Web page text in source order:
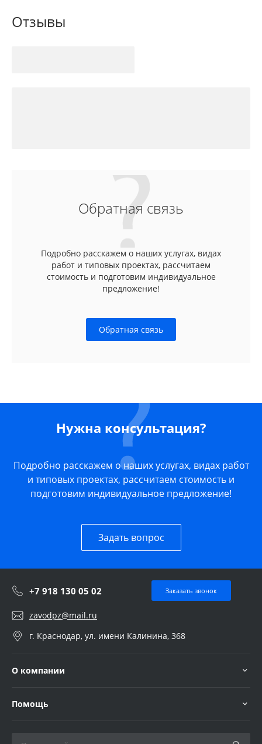
Отзывы
Обратная связь
Подробно расскажем о наших услугах, видах
работ и типовых проектах, рассчитаем
стоимость и подготовим индивидуальное
предложение!
Обратная связь
Нужна консультация?
Подробно расскажем о наших услугах, видах работ
и типовых проектах, рассчитаем стоимость и
подготовим индивидуальное предложение!
Задать вопрос
+7 918 130 05 02 Заказать звонок
zavodpz@mail.ru
г. Краснодар, ул. имени Калинина, 368
О компании
Помощь